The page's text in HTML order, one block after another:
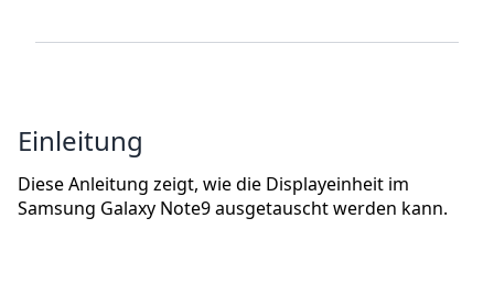
Einleitung
Diese Anleitung zeigt, wie die Displayeinheit im
Samsung Galaxy Note9 ausgetauscht werden kann.